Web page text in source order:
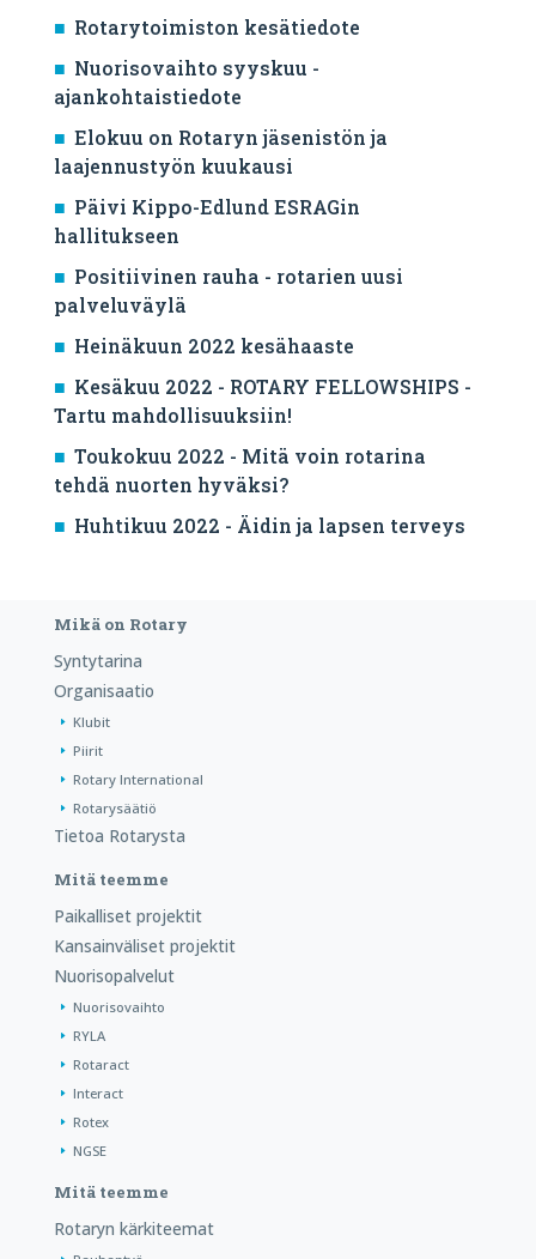
Rotarytoimiston kesätiedote
Nuorisovaihto syyskuu -
ajankohtaistiedote
Elokuu on Rotaryn jäsenistön ja
laajennustyön kuukausi
Päivi Kippo-Edlund ESRAGin
hallitukseen
Positiivinen rauha - rotarien uusi
palveluväylä
Heinäkuun 2022 kesähaaste
Kesäkuu 2022 - ROTARY FELLOWSHIPS -
Tartu mahdollisuuksiin!
Toukokuu 2022 - Mitä voin rotarina
tehdä nuorten hyväksi?
Huhtikuu 2022 - Äidin ja lapsen terveys
Mikä on Rotary
Syntytarina
Organisaatio
Klubit
Piirit
Rotary International
Rotarysäätiö
Tietoa Rotarysta
Mitä teemme
Paikalliset projektit
Kansainväliset projektit
Nuorisopalvelut
Nuorisovaihto
RYLA
Rotaract
Interact
Rotex
NGSE
Mitä teemme
Rotaryn kärkiteemat